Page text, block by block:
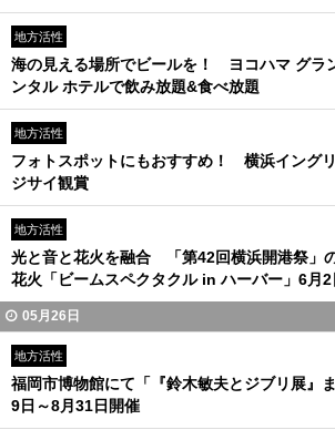
地方活性
海の見える場所でビールを！ ヨコハマ グラ
ンタル ホテルで飲み放題&食べ放題
地方活性
フォトスポットにもおすすめ！ 横浜イング
ジサイ観賞
地方活性
光と音と花火を融合 「第42回横浜開港祭」
花火「ビームスペクタクル in ハーバー」6月2
05月26日
地方活性
福岡市博物館にて「『鈴木敏夫とジブリ展』
9日～8月31日開催